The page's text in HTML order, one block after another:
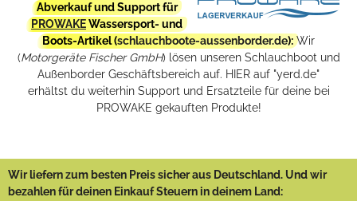
Abverkauf und Support für
PROWAKEWassersport- und
Boots-Artikel (schlauchboote-aussenborder.de): Wir
(Motorgeräte Fischer GmbH) lösen unseren Schlauchboot und
Außenborder Geschäftsbereich auf. HIER auf "yerd.de"
erhältst du weiterhin Support und Ersatzteile für deine bei
PROWAKE gekauften Produkte!
Wir liefern zum besten Preis sicher aus Deutschland. Und wir
bezahlen für deinen Einkauf Steuern in deinem Land: